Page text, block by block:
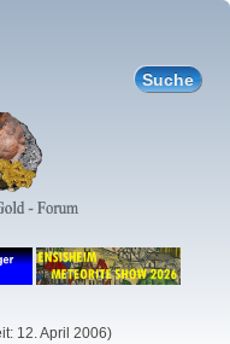
12. April 2006)